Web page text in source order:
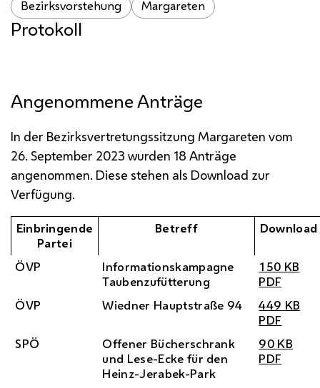
Bezirksvorstehung
Margareten
Protokoll
Angenommene Anträge
In der Bezirksvertretungssitzung Margareten vom
26. September 2023 wurden 18 Anträge
angenommen. Diese stehen als Download zur
Verfügung.
Einbringende
Partei
Betreff Download
ÖVP
Informationskampagne
Taubenzufütterung
150 KB
PDF
ÖVP
Wiedner Hauptstraße 94 449 KB
PDF
SPÖ
Offener Bücherschrank
und Lese-Ecke für den
Heinz-Jerabek-Park
90 KB
PDF